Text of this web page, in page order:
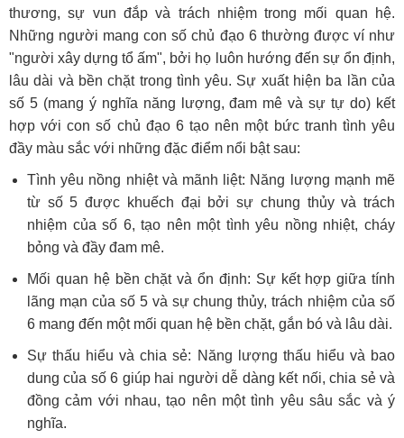
thương, sự vun đắp và trách nhiệm trong mối quan hệ.
Những người mang con số chủ đạo 6 thường được ví như
"người xây dựng tổ ấm", bởi họ luôn hướng đến sự ổn định,
lâu dài và bền chặt trong tình yêu. Sự xuất hiện ba lần của
số 5 (mang ý nghĩa năng lượng, đam mê và sự tự do) kết
hợp với con số chủ đạo 6 tạo nên một bức tranh tình yêu
đầy màu sắc với những đặc điểm nổi bật sau:
Tình yêu nồng nhiệt và mãnh liệt: Năng lượng mạnh mẽ
từ số 5 được khuếch đại bởi sự chung thủy và trách
nhiệm của số 6, tạo nên một tình yêu nồng nhiệt, cháy
bỏng và đầy đam mê.
Mối quan hệ bền chặt và ổn định: Sự kết hợp giữa tính
lãng mạn của số 5 và sự chung thủy, trách nhiệm của số
6 mang đến một mối quan hệ bền chặt, gắn bó và lâu dài.
Sự thấu hiểu và chia sẻ: Năng lượng thấu hiểu và bao
dung của số 6 giúp hai người dễ dàng kết nối, chia sẻ và
đồng cảm với nhau, tạo nên một tình yêu sâu sắc và ý
nghĩa.